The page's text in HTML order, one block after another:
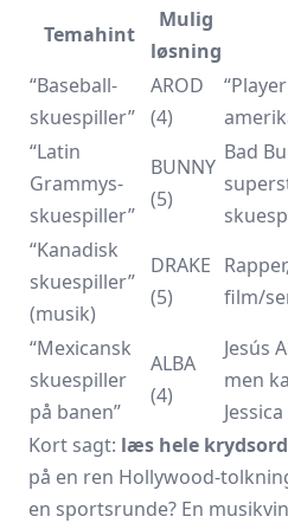
Temahint
Mulig
løsning
“Baseball-
skuespiller”
AROD
(4)
“Latin
Grammys-
skuespiller”
BUNNY
(5)
Bad
“Kanadisk
skuespiller”
(musik)
DRAKE
(5)
film/
“Mexicansk
skuespiller
på banen”
ALBA
(4)
Jesús
men
Kort sagt: læs hele
på en ren Hollywood-
en sportsrunde? En